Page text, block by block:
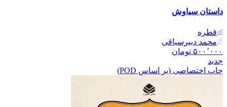
داستان سیاوش
قطره
محمد دبیرسیاقی
۵۰۰٬۰۰۰ تومان
جدید
چاپ اختصاصی (بر اساس POD)